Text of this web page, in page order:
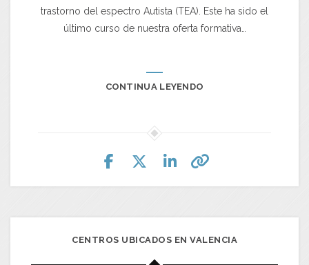
trastorno del espectro Autista (TEA). Este ha sido el
último curso de nuestra oferta formativa…
CONTINUA LEYENDO
CENTROS UBICADOS EN VALENCIA